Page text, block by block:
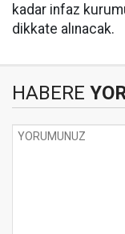
kadar infaz
dikkate alınacak.
HABERE